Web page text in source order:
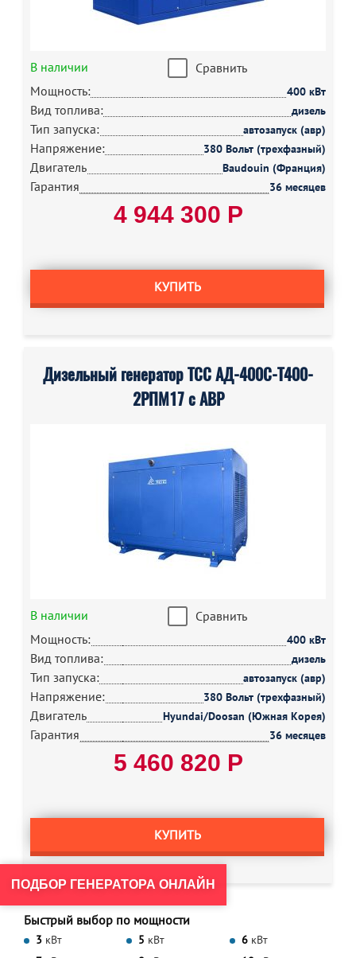
В наличии
Сравнить
Мощность:
400 кВт
Вид топлива: дизель
Тип запуска: автозапуск (авр)
Напряжение: 380 Вольт (трехфазный)
Двигатель Baudouin (Франция)
Гарантия 36 месяцев
4 944 300 Р
КУПИТЬ
Дизельный генератор ТСС АД-400С-Т400-
2РПМ17 с АВР
В наличии
Сравнить
Мощность:
400 кВт
Вид топлива: дизель
Тип запуска: автозапуск (авр)
Напряжение: 380 Вольт (трехфазный)
Двигатель Hyundai/Doosan (Южная Корея)
Гарантия 36 месяцев
5 460 820 Р
КУПИТЬ
Быстрый выбор по мощности
3 кВт 5 кВт 6 кВт
ПОДБОР ГЕНЕРАТОРА ОНЛАЙН